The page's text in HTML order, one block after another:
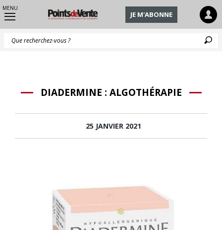
MENU
JE M'ABONNE
DIADERMINE : ALGOTHÉRAPIE
25 JANVIER 2021